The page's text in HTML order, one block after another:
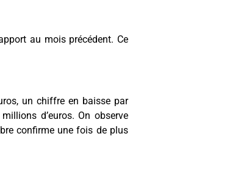
au mois précédent. Ce
un chiffre en baisse par
d’euros. On observe
confirme une fois de plus